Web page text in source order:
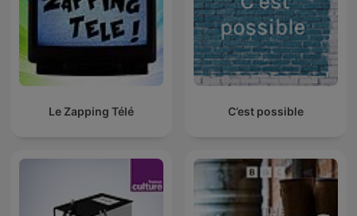
Le Zapping Télé C’est possible